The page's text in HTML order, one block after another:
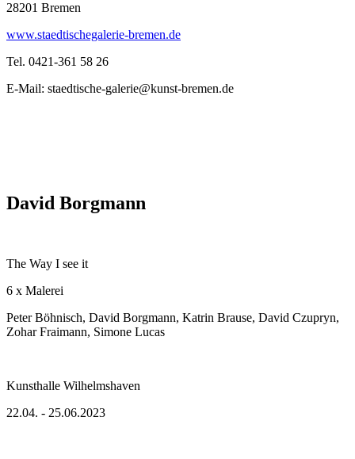
28201 Bremen
www.staedtischegalerie-bremen.de
Tel. 0421-361 58 26
E-Mail: staedtische-galerie@kunst-bremen.de
David Borgmann
The Way I see it
6 x Malerei
Peter Böhnisch, David Borgmann, Katrin Brause, David Czupryn,
Zohar Fraimann, Simone Lucas
Kunsthalle Wilhelmshaven
22.04. - 25.06.2023